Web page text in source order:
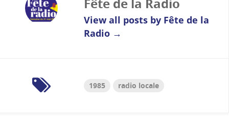
Fête de la Radio
View all posts by Fête de la
Radio →
1985 radio locale